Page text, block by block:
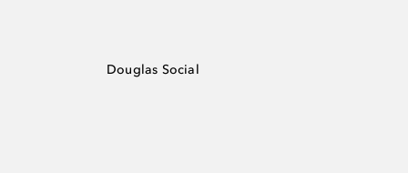
Douglas Social